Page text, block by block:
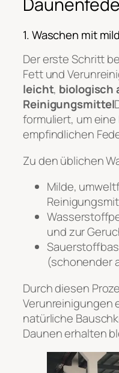
1. Waschen mit
Der erste Schritt
Fett und
leicht, biologisch
Reinigungsmittel
formuliert, um
empfindlichen
Zu den üblichen
Milde,
und zur
(schonender
Durch diesen
Verunreinigungen
natürliche
Daunen erhalten